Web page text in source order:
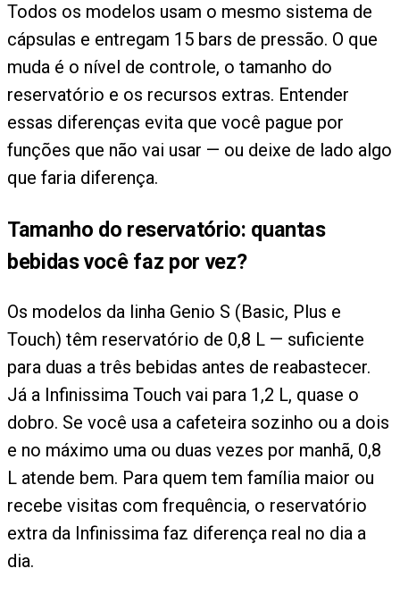
Todos os modelos usam o mesmo sistema de
cápsulas e entregam 15 bars de pressão. O que
muda é o nível de controle, o tamanho do
reservatório e os recursos extras. Entender
essas diferenças evita que você pague por
funções que não vai usar — ou deixe de lado algo
que faria diferença.
Tamanho do reservatório: quantas
bebidas você faz por vez?
Os modelos da linha Genio S (Basic, Plus e
Touch) têm reservatório de 0,8 L — suficiente
para duas a três bebidas antes de reabastecer.
Já a Infinissima Touch vai para 1,2 L, quase o
dobro. Se você usa a cafeteira sozinho ou a dois
e no máximo uma ou duas vezes por manhã, 0,8
L atende bem. Para quem tem família maior ou
recebe visitas com frequência, o reservatório
extra da Infinissima faz diferença real no dia a
dia.